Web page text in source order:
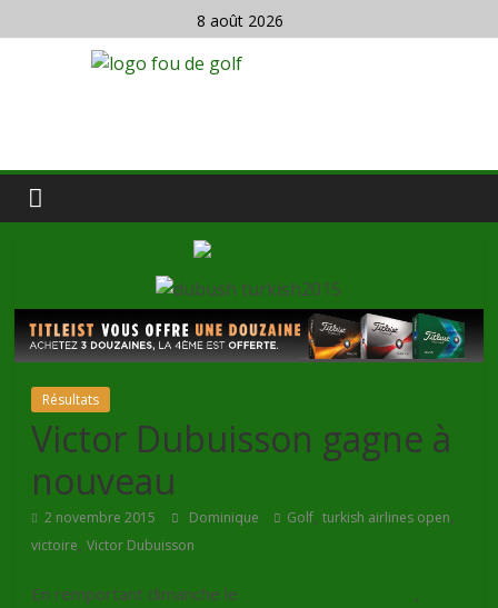
8 août 2026
Résultats
Victor Dubuisson gagne à
nouveau
2 novembre 2015 Dominique Golf,turkish airlines open,
victoire,Victor Dubuisson
En remportant dimanche le
,